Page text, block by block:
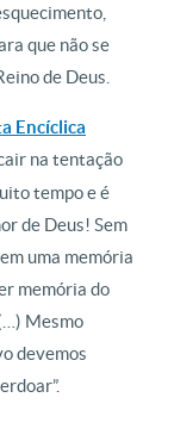
que não se
de Deus.
Encíclica
na tentação
tempo e é
de Deus! Sem
uma memória
memória do
Mesmo
devemos